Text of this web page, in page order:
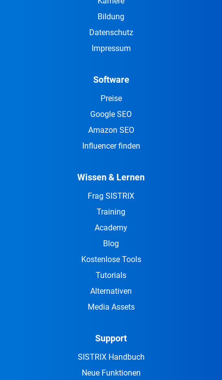
Bildung
Datenschutz
Impressum
Software
Preise
Google SEO
Amazon SEO
Influencer finden
Wissen & Lernen
Frag SISTRIX
Training
Academy
Blog
Kostenlose Tools
Tutorials
Alternativen
Media Assets
Support
SISTRIX Handbuch
Neue Funktionen